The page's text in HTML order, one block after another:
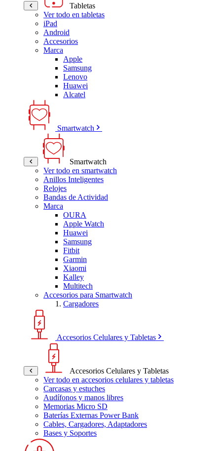
Tabletas
Ver todo en tabletas
iPad
Android
Accesorios
Marca
Apple
Samsung
Lenovo
Huawei
Alcatel
Smartwatch
Smartwatch
Ver todo en smartwatch
Anillos Inteligentes
Relojes
Bandas de Actividad
Marca
OURA
Apple Watch
Huawei
Samsung
Fitbit
Garmin
Xiaomi
Kalley
Multitech
Accesorios para Smartwatch
Cargadores
Accesorios Celulares y Tabletas
Accesorios Celulares y Tabletas
Ver todo en accesorios celulares y tabletas
Carcasas y estuches
Audífonos y manos libres
Memorias Micro SD
Baterías Externas Power Bank
Cables, Cargadores, Adaptadores
Bases y Soportes